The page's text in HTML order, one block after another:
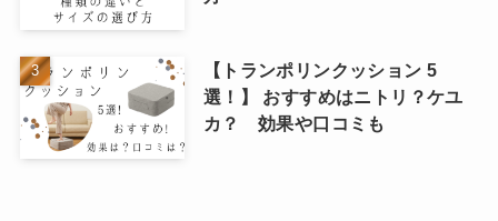
【トランポリンクッション 5
選！】 おすすめはニトリ？ケユ
カ？ 効果や口コミも